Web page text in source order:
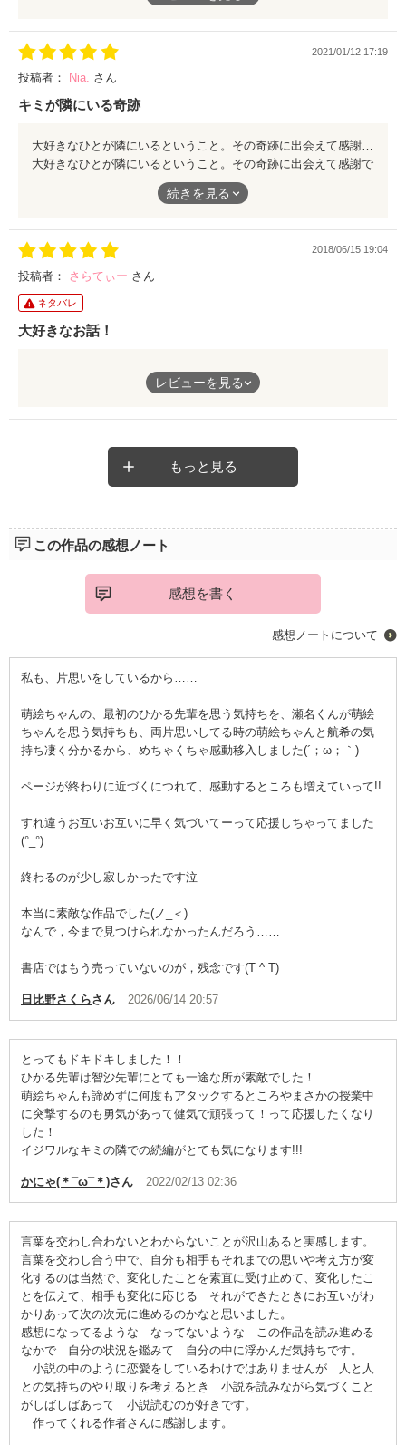
萌絵ちゃんと先輩結ばれてなんかこっちも嬉しくなったし、なん
か瀬名くんと近藤くんは悲しんだけど、2カップルちゃんとハッ
最近読んだ中で最高に良かったです！！♡
2021/01/12 17:19
投稿者： Nia. さん
キミが隣にいる奇跡
大好きなひとが隣にいるということ。その奇跡に出会えて感謝でいっぱいです。ページを捲れば青春の輝きがぎゅっと凝縮された濃厚な時間がやって来ました。それぞれの立場に立つ度に胸の奥が焼けるような痛みを感じて、苦しくて仕方が無くて。片想いのしんどさ、素晴らしさ。その全てが『好きだから臆病になる。好きだからこそ失うのが怖くなる。』というフレーズに刻まれている気がしています。けれど読了後の今残ったのは甘酸っぱさとカタルシス。 人の心って本当に難しい。自分には絶対わからない。でも、相手だって私に対して同じことを感じている。だからこそ、自分に出来ることを精一杯する、不器用でも良いから言葉を真っすぐ伝える、思い切ってぶつかってみる。本作品からは、普段、見落としがちな大切なものを沢山教えてもらえたような気がしています。大好きなみんなが明日も笑って幸せでいてくれますように。素敵な作品をありがとうございました。
大好きなひとが隣にいるということ。その奇跡に出会えて感謝で
いっぱいです。ページを捲れば青春の輝きがぎゅっと凝縮された
濃厚な時間がやって来ました。それぞれの立場に立つ度に胸の奥
きだからこそ失うのが怖くなる。』というフレーズに刻まれてい
る気がしています。けれど読了後の今残ったのは甘酸っぱさとカ
タルシス。
人の心って本当に難しい。自分には絶対わからない。でも、相手
だって私に対して同じことを感じている。だからこそ、自分に出
がちな大切なものを沢山教えてもらえたような気がしています。
な作品をありがとうございました。
続きを見る
2018/06/15 19:04
投稿者： さらてぃー さん
ネタバレ
大好きなお話！
萌絵ちゃんの行動がすごいと思う！
キュンとするし泣けました。レビューを見る
もっと見る
この作品の感想ノート
感想を書く
感想ノートについて
私も、片思いをしているから……
萌絵ちゃんの、最初のひかる先輩を思う気持ちを、瀬名くんが萌絵
ちゃんを思う気持ちも、両片思いしてる時の萌絵ちゃんと航希の気
持ち凄く分かるから、めちゃくちゃ感動移入しました(´；ω；｀)
ページが終わりに近づくにつれて、感動するところも増えていって!!
すれ違うお互いお互いに早く気づいてーって応援しちゃってました
(°_°)
終わるのが少し寂しかったです泣
本当に素敵な作品でした(ノ_＜)
なんで，今まで見つけられなかったんだろう……
書店ではもう売っていないのが，残念です(T ^ T)
日比野さくらさん 2026/06/14 20:57
とってもドキドキしました！！
ひかる先輩は智沙先輩にとても一途な所が素敵でした！
萌絵ちゃんも諦めずに何度もアタックするところやまさかの授業中
に突撃するのも勇気があって健気で頑張って！って応援したくなり
した！
イジワルなキミの隣での続編がとても気になります!!!
かにゃ(＊¯ω¯＊)さん 2022/02/13 02:36
言葉を交わし合わないとわからないことが沢山あると実感します。
言葉を交わし合う中で、自分も相手もそれまでの思いや考え方が変
化するのは当然で、変化したことを素直に受け止めて、変化したこ
とを伝えて、相手も変化に応じる それができたときにお互いがわ
かりあって次の次元に進めるのかなと思いました。
感想になってるような なってないような この作品を読み進める
なかで 自分の状況を鑑みて 自分の中に浮かんだ気持ちです。
小説の中のように恋愛をしているわけではありませんが 人と人
との気持ちのやり取りを考えるとき 小説を読みながら気づくこと
がしばしばあって 小説読むのが好きです。
作ってくれる作者さんに感謝します。